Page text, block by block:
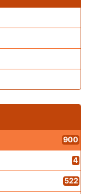
900
4
522